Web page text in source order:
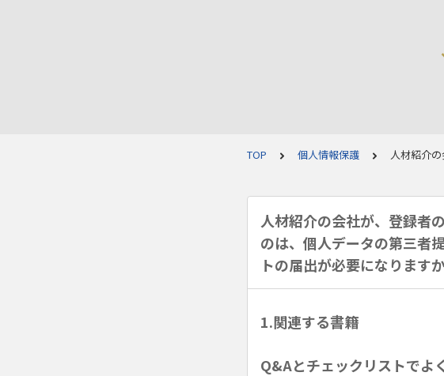
TOP 個人情報保護 人材紹介
人材紹介の会社が、登録者
のは、個人データの第三者
トの届出が必要になりますか
1.関連する書籍
Q&Aとチェックリストでよ